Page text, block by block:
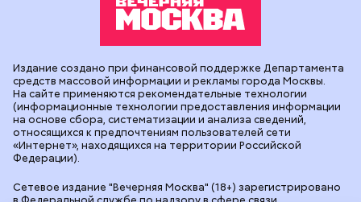
Сетевое издание "Вечерняя Москва" (18+) зарегистрировано
Издание создано при финансовой поддержке Департамента
средств массовой информации и рекламы города Москвы.
На сайте применяются рекомендательные технологии
(информационные технологии предоставления информации
на основе сбора, систематизации и анализа сведений,
относящихся к предпочтениям пользователей сети
«Интернет», находящихся на территории Российской
Федерации).